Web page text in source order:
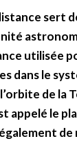
sert
utilisée
dans le
de la
appelé le
de